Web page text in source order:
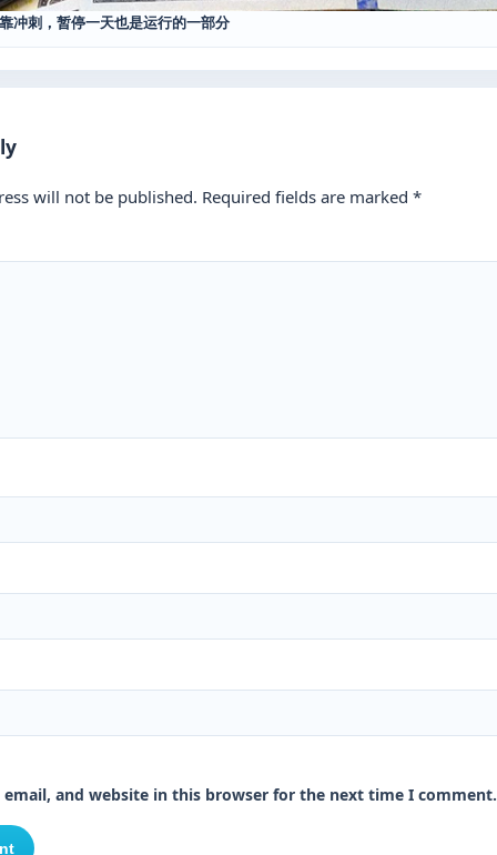
冲刺，暂停一天也是运行的一部分
will not be published. Required fields are marked *
email, and website in this browser for the next time I comment.